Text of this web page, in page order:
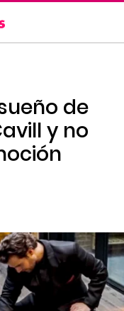
de
y no